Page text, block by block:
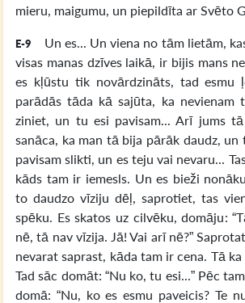
mieru, maigumu, un piepildīta ar Svēto
E-9
Un es... Un viena no tām lietām,
visas manas dzīves laikā, ir bijis mans
es kļūstu tik novārdzināts, tad esmu
parādās tāda kā sajūta, ka nevienam
ziniet, un tu esi pavisam... Arī jums
sanāca, ka man tā bija pārāk daudz, un
pavisam slikti, un es teju vai nevaru...
kāds tam ir iemesls. Un es bieži
to daudzo vīziju dēļ, saprotiet, tas
spēku. Es skatos uz cilvēku, domāju:
nē, tā nav vīzija. Jā! Vai arī nē?”
nevarat saprast, kāda tam ir cena. Tā
Tad sāc domāt: “Nu ko, tu esi...” Pēc
domā: “Nu, ko es esmu paveicis? Te